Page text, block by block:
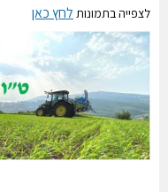
לצפייה בתמונות לחץ כאן